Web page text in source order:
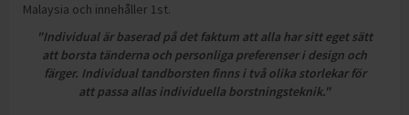
Malaysia och innehåller 1st.
"Individual är baserad på det faktum att alla har sitt eget sätt
att borsta tänderna och personliga preferenser i design och
färger. Individual tandborsten finns i två olika storlekar för
att passa allas individuella borstningsteknik."